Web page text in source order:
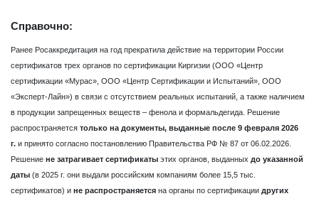
Справочно:
Ранее Росаккредитация на год прекратила действие на территории России
сертификатов трех органов по сертификации Киргизии (ООО «Центр
сертификации «Мурас», ООО «Центр Сертификации и Испытаний», ООО
«Эксперт-Лайн») в связи с отсутствием реальных испытаний, а также наличием
в продукции запрещенных веществ – фенола и формальдегида. Решение
распространяется только на документы, выданные после 9 февраля 2026
г. и принято согласно постановлению Правительства РФ № 87 от 06.02.2026.
Решение не затрагивает сертификаты этих органов, выданных до указанной
даты (в 2025 г. они выдали российским компаниям более 15,5 тыс.
сертификатов) и не распространяется на органы по сертификации других